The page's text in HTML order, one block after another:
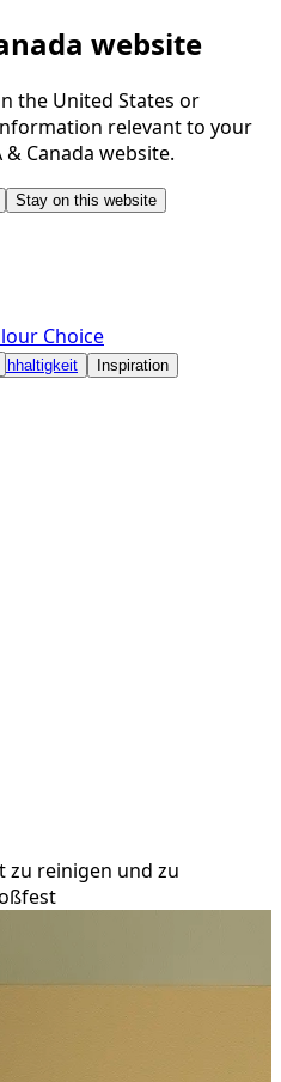
website
the United States or
relevant to your
Canada website.
Stay on this website
Choice
Inspiration
zu reinigen und zu